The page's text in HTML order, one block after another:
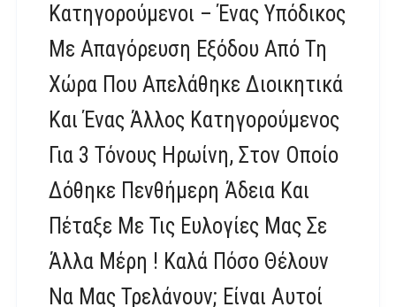
Κατηγορούμενοι – Ένας Υπόδικος
Με Απαγόρευση Εξόδου Από Τη
Χώρα Που Απελάθηκε Διοικητικά
Και Ένας Άλλος Κατηγορούμενος
Για 3 Τόνους Ηρωίνη, Στον Οποίο
Δόθηκε Πενθήμερη Άδεια Και
Πέταξε Με Τις Ευλογίες Μας Σε
Άλλα Μέρη ! Καλά Πόσο Θέλουν
Να Μας Τρελάνουν; Είναι Αυτοί